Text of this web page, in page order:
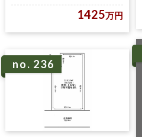
1425万円
no. 236